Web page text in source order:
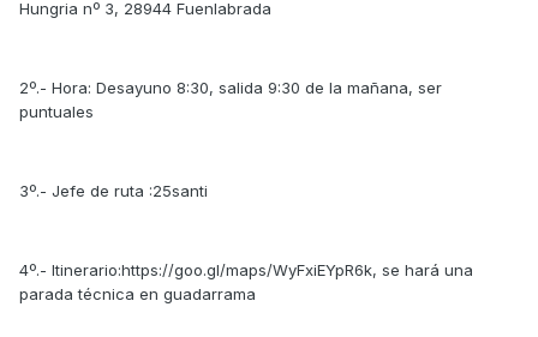
Hungria nº 3, 28944 Fuenlabrada
2º.- Hora: Desayuno 8:30, salida 9:30 de la mañana, ser
puntuales
3º.- Jefe de ruta :25santi
4º.- Itinerario:https://goo.gl/maps/WyFxiEYpR6k, se hará una
parada técnica en guadarrama